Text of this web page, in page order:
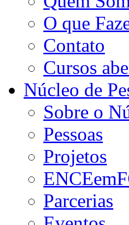
O que
Contato
Cursos
Núcleo de
Sobre o
Pessoas
Projetos
Parcerias